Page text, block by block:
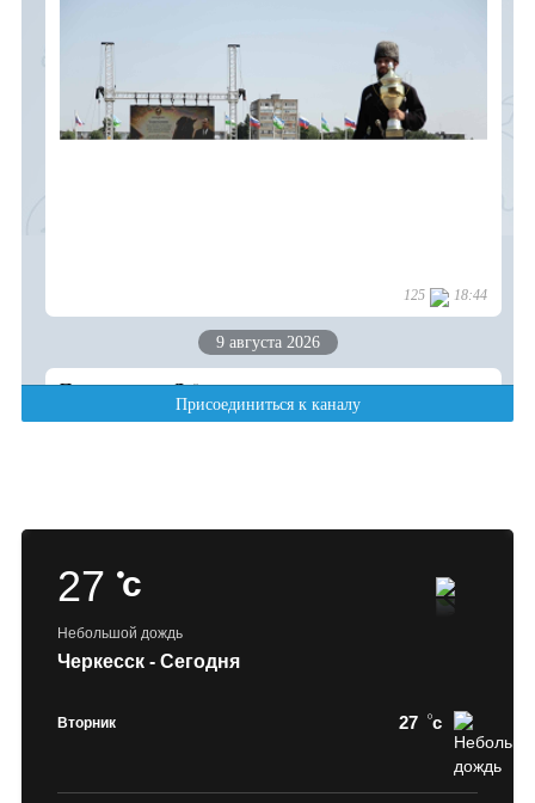
27 c
Небольшой дождь
Черкесск - Сегодня
Вторник 27 c